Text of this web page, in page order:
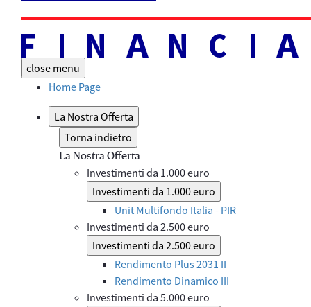
close menu
Home Page
La Nostra Offerta
Torna indietro
La Nostra Offerta
Investimenti da 1.000 euro
Investimenti da 1.000 euro
Unit Multifondo Italia - PIR
Investimenti da 2.500 euro
Investimenti da 2.500 euro
Rendimento Plus 2031 II
Rendimento Dinamico III
Investimenti da 5.000 euro